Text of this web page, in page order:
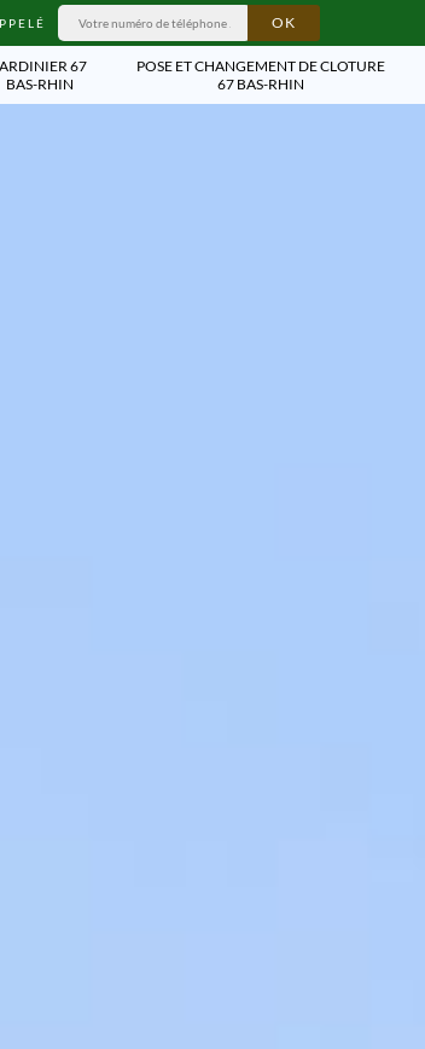
67
BAS-RHIN
POSE ET CHANGEMENT DE CLOTURE
67 BAS-RHIN